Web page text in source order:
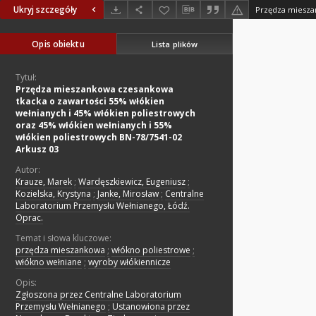
Ukryj szczegóły
Opis obiektu Lista plików
Tytuł:
Przędza mieszankowa czesankowa
tkacka o zawartości 55% włókien
wełnianych i 45% włókien poliestrowych
oraz 45% włókien wełnianych i 55%
włókien poliestrowych BN-78/7541-02
Arkusz 03
Autor:
Krauze, Marek ; Wardęszkiewicz, Eugeniusz ;
Kozielska, Krystyna ; Janke, Mirosław ; Centralne
Laboratorium Przemysłu Wełnianego, Łódź.
Oprac.
Temat i słowa kluczowe:
przędza mieszankowa ; włókno poliestrowe ;
włókno wełniane ; wyroby włókiennicze
Opis:
Zgłoszona przez Centralne Laboratorium
Przemysłu Wełnianego ; Ustanowiona przez